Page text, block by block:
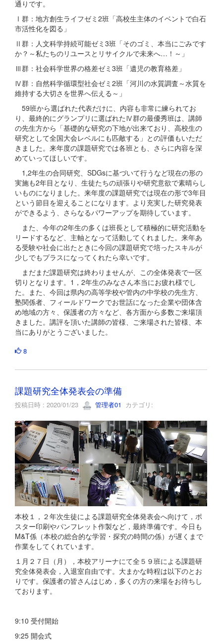
通りです。
Ⅰ群：地方創生ライフゼミ2班「高校生主体のイベントで白石
市活性化を図る」
Ⅱ群：人文科学持続可能ゼミ3班「そのゴミ、本当にごみです
か？～私たちのリユースとリサイクルで未来へ…！～」
Ⅲ群：社会科学世界の格差ゼミ3班「遺児の教育格差」
Ⅳ群：自然科学循環型社会ゼミ2班「河川の水質調査～水質を
維持する大切さを世界へ伝える～」
59班から選ばれた代表だけに、内容も非常に練られてお
り、最終的にグランプリに選ばれたⅣ群の最優秀班は、講師
の先生方から「基礎的な研究の下地が出来ており、高校生の
研究として全国大会レベルにも匹敵する」との評価もいただ
きました。来年度の課題研究では各班とも、さらに内容を深
めていってほしいです。
1,2年生の合同研究、SDGsに基づいて行うなど現在の形の
実施も2年目となり、生徒たちの頑張りや研究意欲で素晴らし
いものになりました。来年度の課題研究では現在の形で3年目
という節目を迎えることになります。より充実した研究発表
ができるよう、さらなるパワーアップを期待しています。
また、今年の2年生の多くは班長として積極的に研究活動を
リードするなど、主軸となって活動してくれました。来年あ
る受験や社会に出たときに今回の課題研究で培ったスキルが
少しでもプラスになってくれたら幸いです。
まだまだ課題研究は終わりませんが、この全体発表で一区
切りとなります。1，2年生のみなさん本当にお疲れ様でし
た。また、今回は県内の高等学校や管内の中学校の先生方、
塾関係者、フィールドワークでお世話になった企業や団体含
め地域の方々、保護者の方々など、各方面から多数ご来場頂
きました。講評を頂いた講師の皆様、ご来場された皆様、本
当にありがとうございました。
8
課題研究全体発表会の準備
投稿日時 : 2020/01/23 管理者01 カテゴリ:
本校１，２年次生徒による課題研究全体発表会へ向けて，ポ
スター印刷やパンフレット作製など，最終準備です。今日も
M&T係（本校の総合的な学習・探究の時間の係）が遅くまで
作業をしてくれています。
１月２７日（月），本校アリーナにて全５９班による課題研
究全体発表会，入退室自由です。大まかな時程は以下のとお
りです。保護者の皆さんはじめ，多くの方の来場をお待ちし
ております。
9:10 受付開始
9:25 開会式